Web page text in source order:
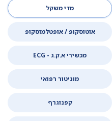
מדי משקל
אוטוסקופ / אופטלמוסקופ
מכשירי א.ק.ג - ECG
מוניטור רפואי
קפנוגרף